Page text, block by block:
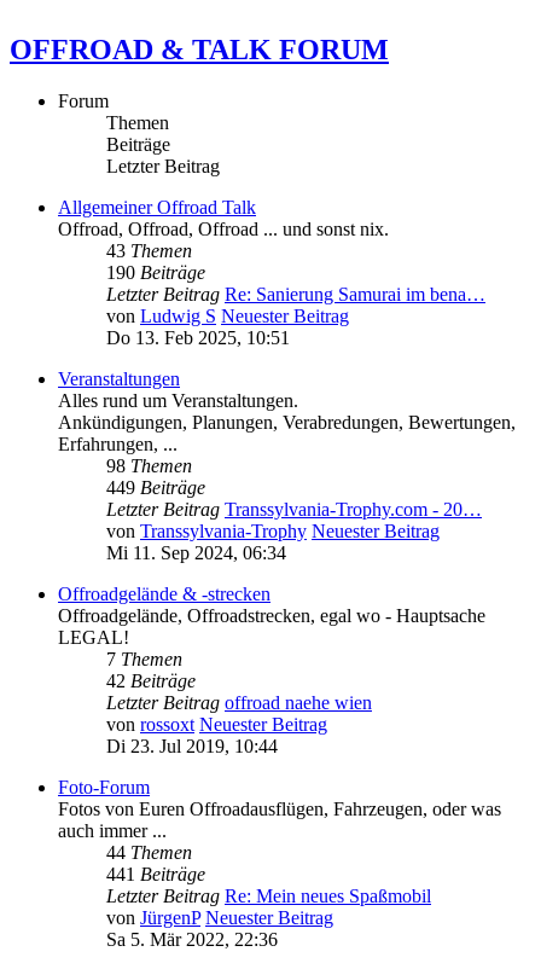
OFFROAD & TALK FORUM
Forum
Themen
Beiträge
Letzter Beitrag
Allgemeiner Offroad Talk
Offroad, Offroad, Offroad ... und sonst nix.
43 Themen
190 Beiträge
Letzter Beitrag Re: Sanierung Samurai im bena…
von Ludwig S Neuester Beitrag
Do 13. Feb 2025, 10:51
Veranstaltungen
Alles rund um Veranstaltungen.
Ankündigungen, Planungen, Verabredungen, Bewertungen,
Erfahrungen, ...
98 Themen
449 Beiträge
Letzter Beitrag Transsylvania-Trophy.com - 20…
von Transsylvania-Trophy Neuester Beitrag
Mi 11. Sep 2024, 06:34
Offroadgelände & -strecken
Offroadgelände, Offroadstrecken, egal wo - Hauptsache
LEGAL!
7 Themen
42 Beiträge
Letzter Beitrag offroad naehe wien
von rossoxt Neuester Beitrag
Di 23. Jul 2019, 10:44
Foto-Forum
Fotos von Euren Offroadausflügen, Fahrzeugen, oder was
auch immer ...
44 Themen
441 Beiträge
Letzter Beitrag Re: Mein neues Spaßmobil
von JürgenP Neuester Beitrag
Sa 5. Mär 2022, 22:36